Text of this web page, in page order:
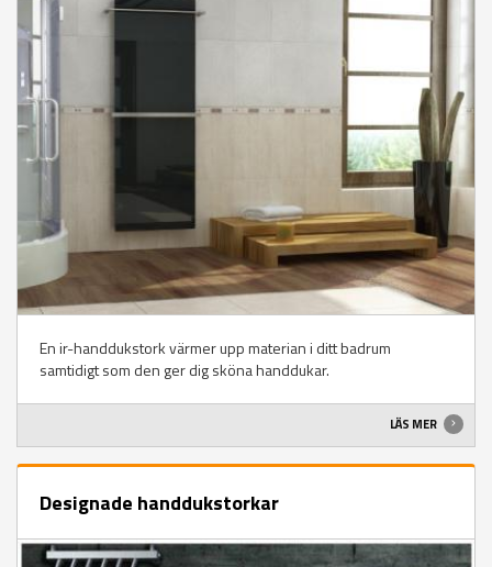
En ir-handdukstork värmer upp materian i ditt badrum
samtidigt som den ger dig sköna handdukar.
LÄS MER
Designade handdukstorkar